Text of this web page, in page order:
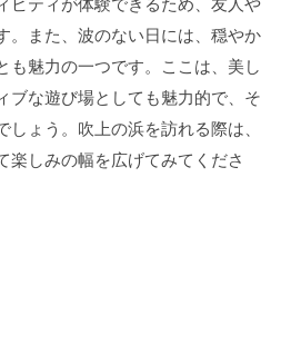
。また、波のない日には、穏やか
も魅力の一つです。ここは、美し
ブな遊び場としても魅力的で、そ
ょう。吹上の浜を訪れる際は、
楽しみの幅を広げてみてくださ